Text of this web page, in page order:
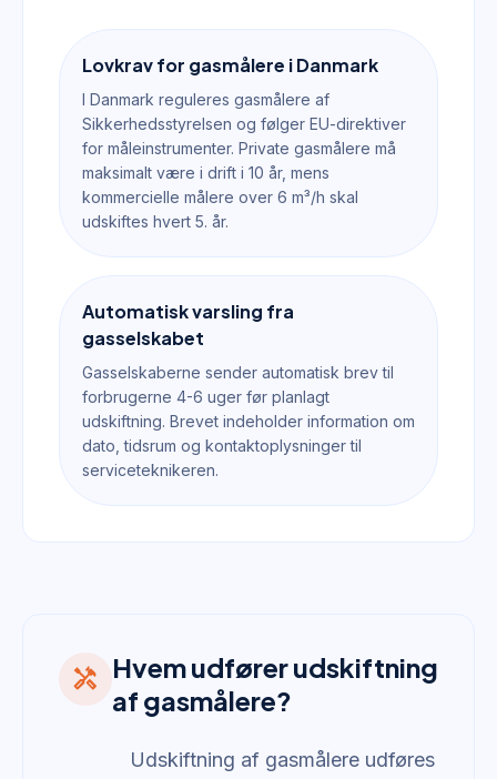
Lovkrav for gasmålere i Danmark
I Danmark reguleres gasmålere af
Sikkerhedsstyrelsen og følger EU-direktiver
for måleinstrumenter. Private gasmålere må
maksimalt være i drift i 10 år, mens
kommercielle målere over 6 m³/h skal
udskiftes hvert 5. år.
Automatisk varsling fra
gasselskabet
Gasselskaberne sender automatisk brev til
forbrugerne 4-6 uger før planlagt
udskiftning. Brevet indeholder information om
dato, tidsrum og kontaktoplysninger til
serviceteknikeren.
handyman Hvem udfører udskiftning
af gasmålere?
Udskiftning af gasmålere udføres